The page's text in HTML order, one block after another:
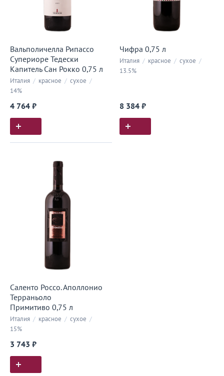
Вальполичелла Рипассо
Супериоре Тедески
Капитель Сан Рокко 0,75 л
Италия / красное / сухое /
14%
4 764 ₽
Чифра 0,75 л
Италия / красное / сухое /
13.5%
8 384 ₽
Саленто Россо. Аполлонио
Терраньоло
Примитиво 0,75 л
Италия / красное / сухое /
15%
3 743 ₽